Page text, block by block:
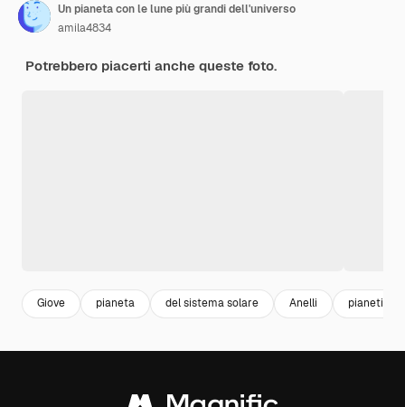
Un pianeta con le lune più grandi dell'universo
amila4834
Potrebbero piacerti anche queste foto.
Giove pianeta del sistema solare Anelli pianeti